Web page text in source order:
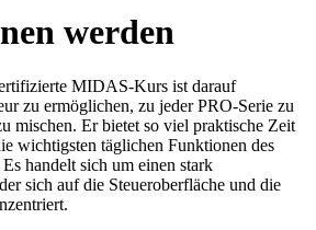
werden
MIDAS-Kurs ist darauf
zu ermöglichen, zu jeder PRO-Serie zu
mischen. Er bietet so viel praktische Zeit
wichtigsten täglichen Funktionen des
handelt sich um einen stark
sich auf die Steueroberfläche und die